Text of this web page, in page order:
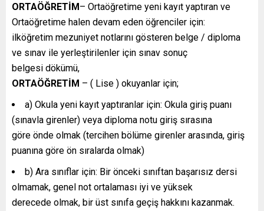
ORTAÖĞRETİM– Ortaöğretime yeni kayıt yaptıran ve
Ortaöğretime halen devam eden öğrenciler için:
ilköğretim mezuniyet notlarını gösteren belge / diploma
ve sınav ile yerleştirilenler için sınav sonuç
belgesi dökümü,
ORTAÖĞRETİM – ( Lise ) okuyanlar için;
a) Okula yeni kayıt yaptıranlar için: Okula giriş puanı
(sınavla girenler) veya diploma notu giriş sırasına
göre önde olmak (tercihen bölüme girenler arasında, giriş
puanına göre ön sıralarda olmak)
b) Ara sınıflar için: Bir önceki sınıftan başarısız dersi
olmamak, genel not ortalaması iyi ve yüksek
derecede olmak, bir üst sınıfa geçiş hakkını kazanmak.